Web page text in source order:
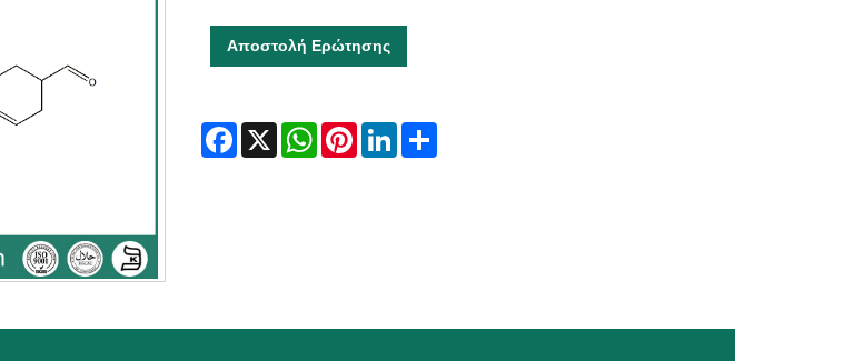
Αποστολή Ερώτησης
Facebook
X WhatsAppPinterestLinkedInShare